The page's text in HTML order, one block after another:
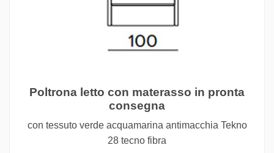
Poltrona letto con materasso in pronta
consegna
con tessuto verde acquamarina antimacchia Tekno
28 tecno fibra